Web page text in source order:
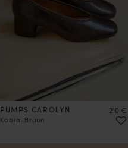
VORBESTELLEN
PUMPS CAROLYN
Kobra-Braun
Preis
210 €